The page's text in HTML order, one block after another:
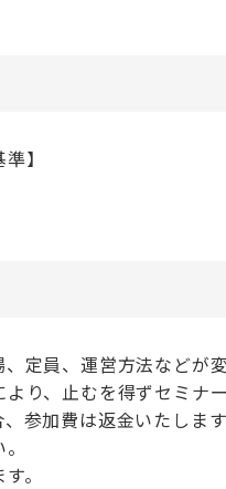
】
定員、運営方法などが
り、止むを得ずセミナ
参加費は返金いたしま
。